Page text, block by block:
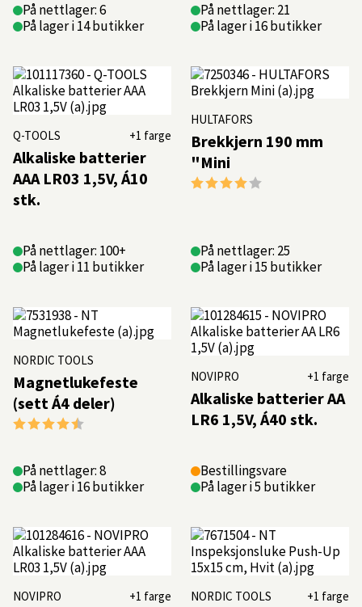
På nettlager: 6
På lager i 14 butikker
På nettlager: 21
På lager i 16 butikker
Alkaliske batterier
AAA LR03 1,5V, Á10
stk.
Q-TOOLS +1 farge
På nettlager: 100+
På lager i 11 butikker
Brekkjern 190 mm
"Mini
Karakter:
HULTAFORS
På nettlager: 25
På lager i 15 butikker
Magnetlukefeste
(sett Á4 deler)
Karakter:
NORDIC TOOLS
På nettlager: 8
På lager i 16 butikker
Alkaliske batterier AA
LR6 1,5V, Á40 stk.
NOVIPRO +1 farge
Bestillingsvare
På lager i 5 butikker
NOVIPRO +1 farge NORDIC TOOLS +1 farge